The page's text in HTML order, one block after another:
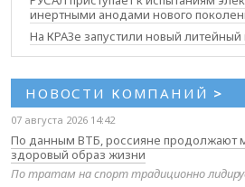
инертными анодами нового
На КРАЗе запустили новый
НОВОСТИ КОМПАНИЙ >
07 августа 2026 14:42
По данным ВТБ, россияне продолжают
здоровый образ жизни
По тратам на спорт традиционно